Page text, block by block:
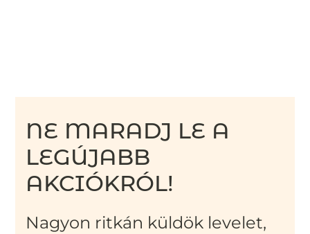
NE MARADJ LE A
LEGÚJABB
AKCIÓKRÓL!
Nagyon ritkán küldök levelet,